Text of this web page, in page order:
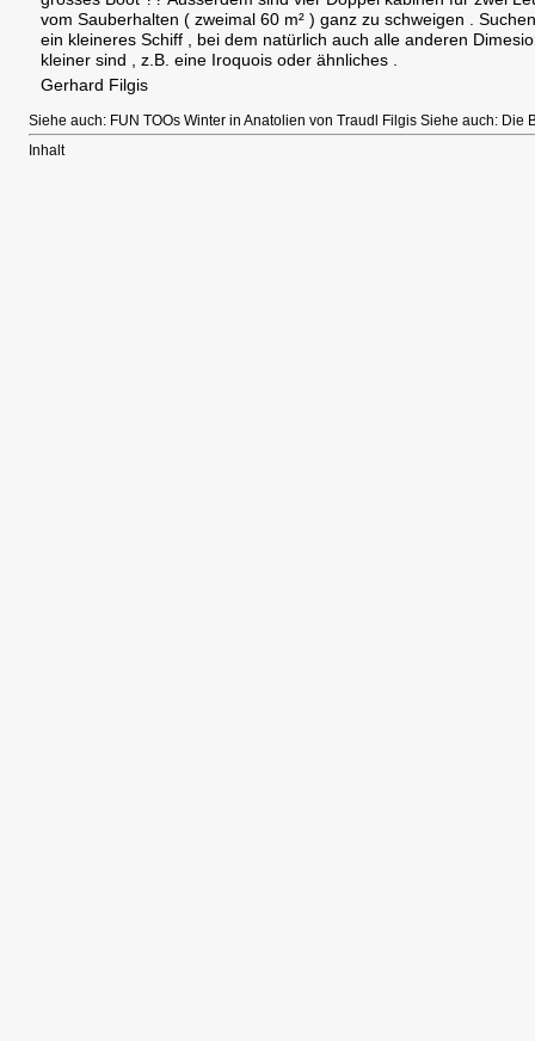
vom Sauberhalten ( zweimal 60 m² ) ganz zu schweigen .
ein kleineres Schiff , bei dem natürlich auch alle anderen
kleiner sind , z.B. eine Iroquois oder ähnliches .
Gerhard Filgis
Siehe auch: FUN TOOs Winter in Anatolien von Traudl Filgis Siehe auch: Die
Inhalt